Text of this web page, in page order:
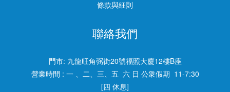
條款與細則
聯絡我們
門市: 九龍旺角弼街20號福照大廈12樓B座
營業時間 : 一 、二、三、五 六 日 公衆假期 11-7:30
[四 休息]